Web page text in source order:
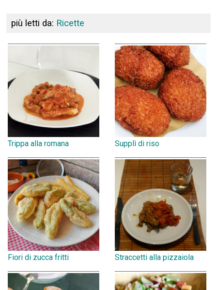
più letti da: Ricette
Trippa alla romana Supplì di riso
Fiori di zucca fritti Straccetti alla pizzaiola